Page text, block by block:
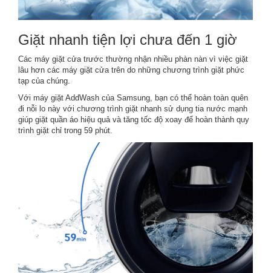
Giặt nhanh tiện lợi chưa đến 1 giờ
Các máy giặt cửa trước thường nhận nhiều phàn nàn vì việc giặt
lâu hơn các máy giặt cửa trên do những chương trình giặt phức
tạp của chúng.
Với máy giặt AddWash của Samsung, bạn có thể hoàn toàn quên
đi nỗi lo này với chương trình giặt nhanh sử dụng tia nước mạnh
giúp giặt quần áo hiệu quả và tăng tốc độ xoay để hoàn thành quy
trình giặt chỉ trong 59 phút.